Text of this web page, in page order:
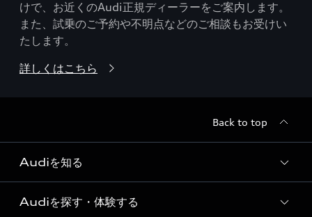
けで、お近くのAudi正規ディーラーをご案内します。
また、試乗のご予約や不明点などのご相談もお受けい
たします。
詳しくはこちら
Back to top
Audiを知る
Audi ブランド
Audiを探す・体験する